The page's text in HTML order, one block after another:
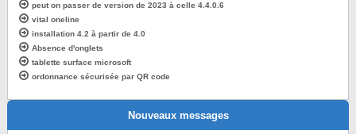
peut on passer de version de 2023 à celle 4.4.0.6
vital oneline
installation 4.2 à partir de 4.0
Absence d'onglets
tablette surface microsoft
ordonnance sécurisée par QR code
Nouveaux messages